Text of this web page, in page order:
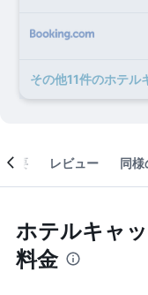
その他11​件のホテル
概要 レビュー 同
ホテルキャ
料金